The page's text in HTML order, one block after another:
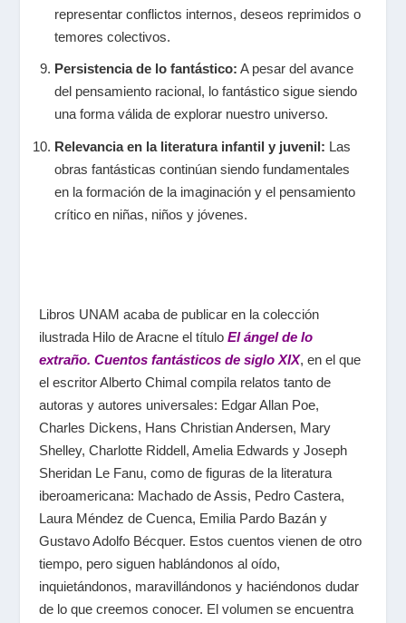
representar conflictos internos, deseos reprimidos o
temores colectivos.
Persistencia de lo fantástico: A pesar del avance
del pensamiento racional, lo fantástico sigue siendo
una forma válida de explorar nuestro universo.
Relevancia en la literatura infantil y juvenil: Las
obras fantásticas continúan siendo fundamentales
en la formación de la imaginación y el pensamiento
crítico en niñas, niños y jóvenes.
Libros UNAM acaba de publicar en la colección
ilustrada Hilo de Aracne el título El ángel de lo
extraño. Cuentos fantásticos de siglo XIX, en el que
el escritor Alberto Chimal compila relatos tanto de
autoras y autores universales: Edgar Allan Poe,
Charles Dickens, Hans Christian Andersen, Mary
Shelley, Charlotte Riddell, Amelia Edwards y Joseph
Sheridan Le Fanu, como de figuras de la literatura
iberoamericana: Machado de Assis, Pedro Castera,
Laura Méndez de Cuenca, Emilia Pardo Bazán y
Gustavo Adolfo Bécquer. Estos cuentos vienen de otro
tiempo, pero siguen hablándonos al oído,
inquietándonos, maravillándonos y haciéndonos dudar
de lo que creemos conocer. El volumen se encuentra